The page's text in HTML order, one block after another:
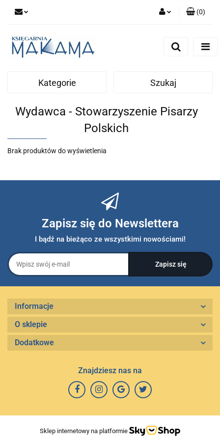
(0)
Kategorie Szukaj
Wydawca - Stowarzyszenie Pisarzy
Polskich
Brak produktów do wyświetlenia
Zapisz się do Newslettera
I bądź na bieżąco ze wszystkimi nowościami!
Informacje
O sklepie
Dodatkowe
Znajdziesz nas na
Sklep internetowy na platformie